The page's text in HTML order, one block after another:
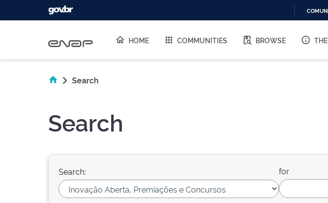
HOME COMMUNITIES BROWSE
Search
Search
Search: for